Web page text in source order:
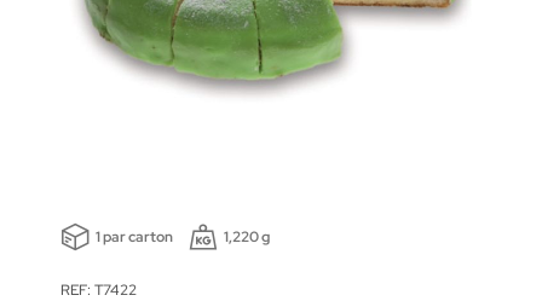
1 par carton 1,220 g
REF: T7422